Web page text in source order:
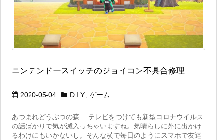
ニンテンドースイッチのジョイコン不具合修理
2020-05-04 D.I.Y. ゲーム
あつまれどうぶつの森 テレビをつけても新型コロナウイルス
の話ばかりで気が滅入っちゃいますね。気晴らしに外に出かけ
るわけにもいかないし。そんな横で毎日のようにスマホで友達